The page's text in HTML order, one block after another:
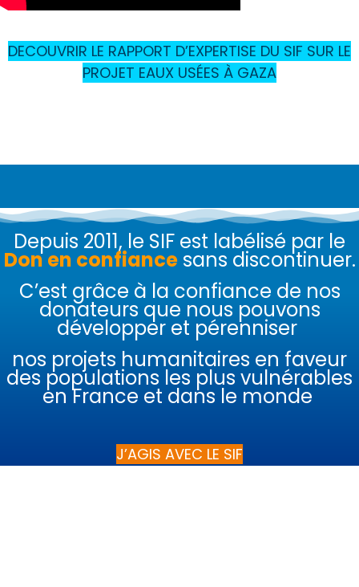
DECOUVRIR LE RAPPORT D’EXPERTISE DU SIF SUR LE
PROJET EAUX USÉES À GAZA
Depuis 2011, le SIF est labélisé par le
Don en confiancesans discontinuer.
C’est grâce à la confiance de nos
donateurs que nous pouvons
développer et pérenniser
nos projets humanitaires en faveur
des populations les plus vulnérables
en France et dans le monde
J’AGIS AVEC LE SIF